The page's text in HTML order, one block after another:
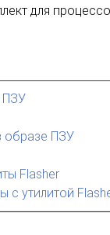
для
ПЗУ
образе ПЗУ
Flasher
с утилитой